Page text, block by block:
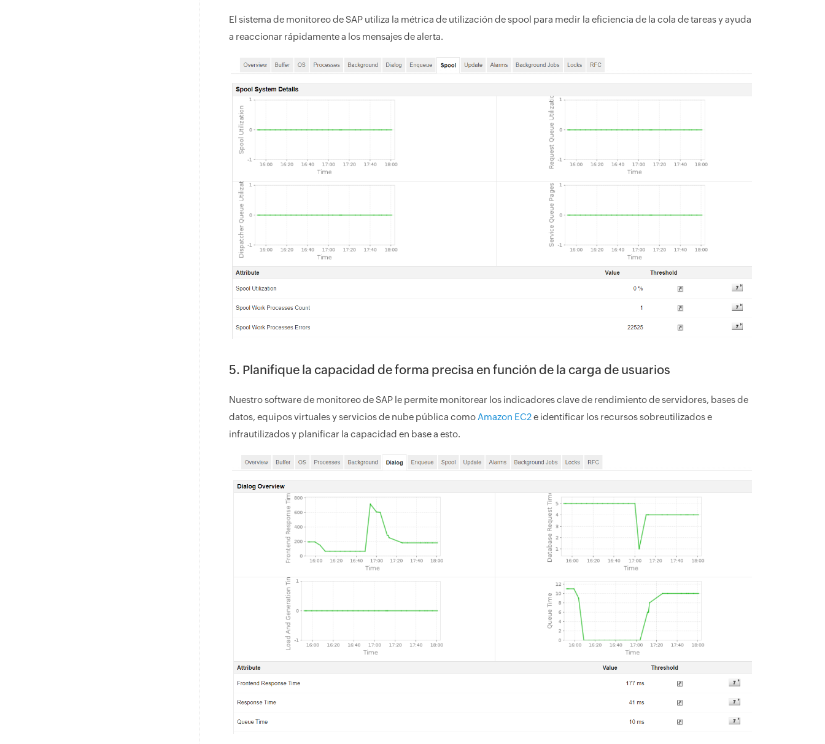
El sistema de monitoreo de SAP utiliza la métrica de utilización de spool para medir la eficiencia de la cola de tareas y ayuda
a reaccionar rápidamente a los mensajes de alerta.
5. Planifique la capacidad de forma precisa en función de la carga de usuarios
Nuestro software de monitoreo de SAP le permite monitorear los indicadores clave de rendimiento de servidores, bases de
datos, equipos virtuales y servicios de nube pública como Amazon EC2e identificar los recursos sobreutilizados e
infrautilizados y planificar la capacidad en base a esto.